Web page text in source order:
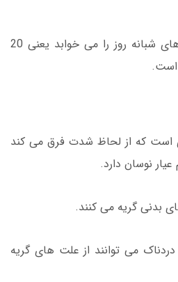
نوزاد معمولا بیشتر ساعت های شبانه روز را می خوابد یعنی 20
است.
است که از لحاظ شدت فرق می کند
عیار نوسان دارد.
بدنی گریه می کنند.
می توانند از علت های گریه